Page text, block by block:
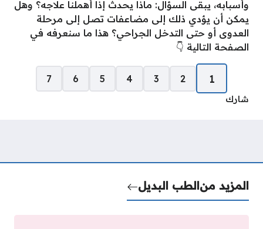
وأسبابه، يبقى السؤال: ماذا يحدث إذا أهملنا علاجه؟ وهل
يمكن أن يؤدي ذلك إلى مضاعفات تصل إلى مرحلة
العدوى أو حتى التدخل الجراحي؟ هذا ما سنعرفه في
الصفحة التالية 👇
1
2
3
4
5
6
7
شارك
المزيد منالطب البديل